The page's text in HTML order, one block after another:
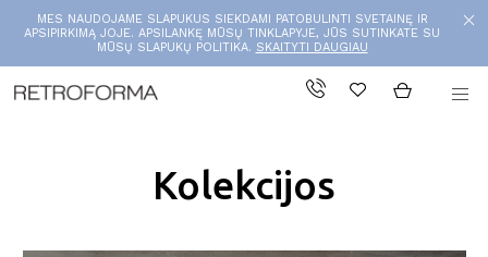
MES NAUDOJAME SLAPUKUS SIEKDAMI PATOBULINTI SVETAINĘ IR
APSIPIRKIMĄ JOJE. APSILANKĘ MŪSŲ TINKLAPYJE, JŪS SUTINKATE SU
MŪSŲ SLAPUKŲ POLITIKA. SKAITYTI DAUGIAU
Kolekcijos